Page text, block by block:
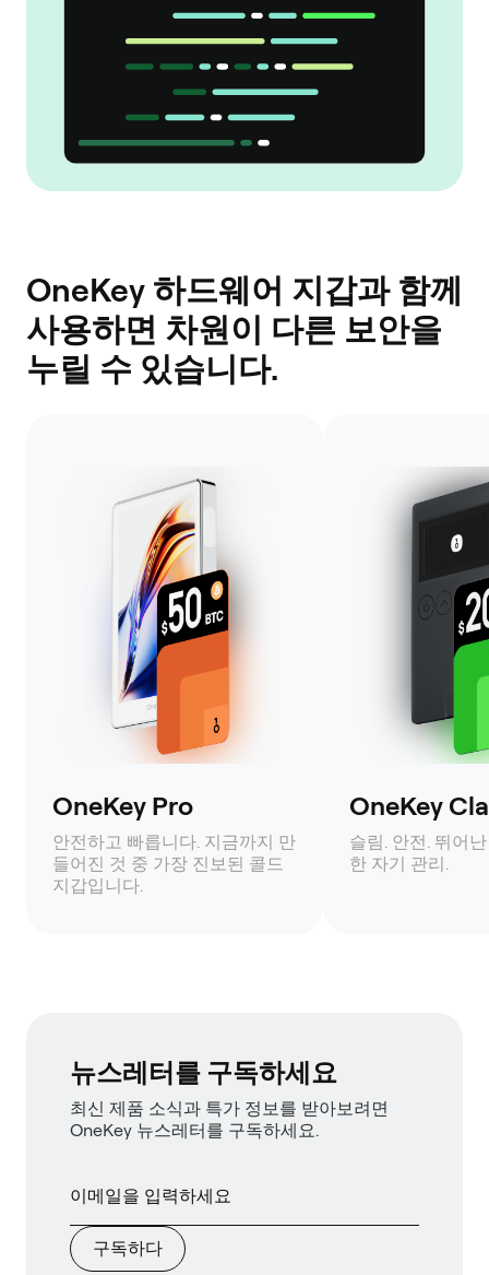
OneKey 하드웨어 지갑과 함께
사용하면 차원이 다른 보안을
누릴 수 있습니다.
OneKey Pro
안전하고 빠릅니다. 지금까지 만
들어진 것 중 가장 진보된 콜드
지갑입니다.
OneKey
슬림. 안전. 뛰어
한 자기 관리.
뉴스레터를 구독하세요
최신 제품 소식과 특가 정보를 받아보려면
OneKey 뉴스레터를 구독하세요.
구독하다